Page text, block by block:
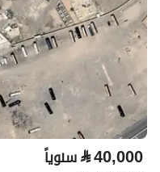
⃁40,000 سنوياً